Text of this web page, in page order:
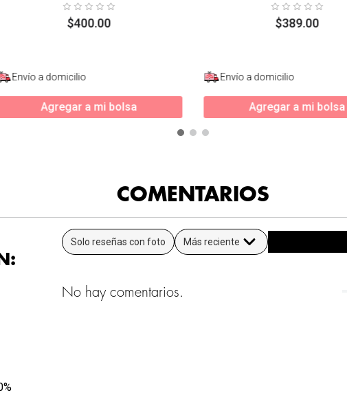
$400.00
Envío a domicilio
Agregar a mi bolsa
$389.00
Envío a domicilio
Agregar a mi bolsa
COMENTARIOS
%
Solo reseñas con foto Más reciente
No hay comentarios.